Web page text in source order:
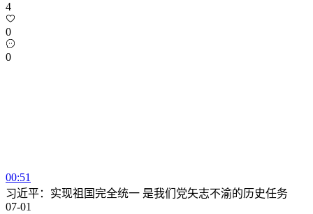
4
0
0
00:51
习近平：实现祖国完全统一 是我们党矢志不渝的历史任务
07-01